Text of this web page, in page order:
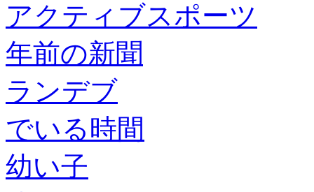
アクティブスポーツ
年前の新聞
ランデブ
でいる時間
幼い子